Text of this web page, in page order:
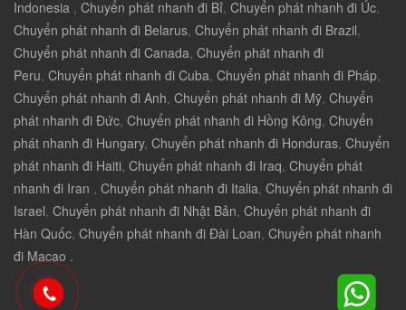
Indonesia , Chuyển phát nhanh đi Bỉ, Chuyển phát nhanh đi Úc,
Chuyển phát nhanh đi Belarus, Chuyển phát nhanh đi Brazil,
Chuyển phát nhanh đi Canada, Chuyển phát nhanh đi
Peru, Chuyển phát nhanh đi Cuba, Chuyển phát nhanh đi Pháp,
Chuyển phát nhanh đi Anh, Chuyển phát nhanh đi Mỹ, Chuyển
phát nhanh đi Đức, Chuyển phát nhanh đi Hồng Kông, Chuyển
phát nhanh đi Hungary, Chuyển phát nhanh đi Honduras, Chuyển
phát nhanh đi Haiti, Chuyển phát nhanh đi Iraq, Chuyển phát
nhanh đi Iran , Chuyển phát nhanh đi Italia, Chuyển phát nhanh đi
Israel, Chuyển phát nhanh đi Nhật Bản, Chuyển phát nhanh đi
Hàn Quốc, Chuyển phát nhanh đi Đài Loan, Chuyển phát nhanh
đi Macao .